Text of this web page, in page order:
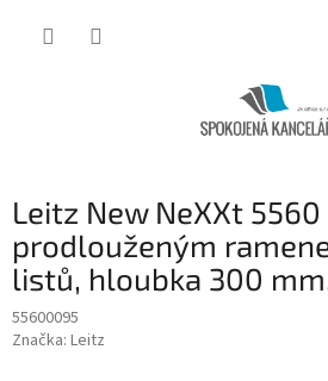
Leitz New NeXXt
prodlouženým
listů, hloubka 300
55600095
Značka: Leitz